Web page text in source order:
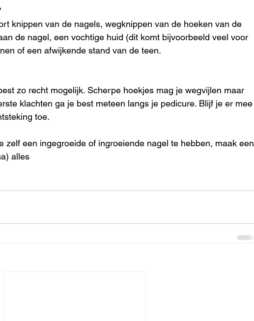
knippen van de nagels, wegknippen van de hoeken van de
de nagel, een vochtige huid (dit komt bijvoorbeeld veel voor
of een afwijkende stand van de teen.
zo recht mogelijk. Scherpe hoekjes mag je wegvijlen maar
klachten ga je best meteen langs je pedicure. Blijf je er mee
toe.
zelf een ingegroeide of ingroeiende nagel te hebben, maak een
alles